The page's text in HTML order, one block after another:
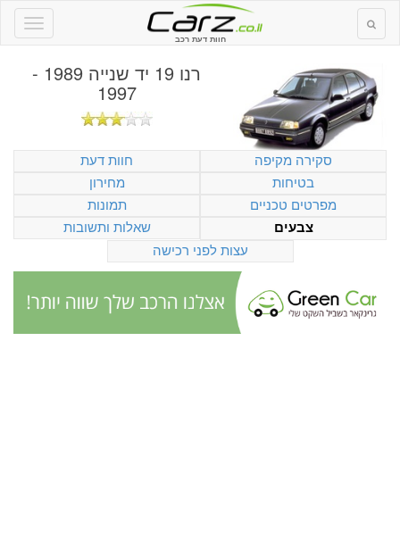
חוות דעת רכב
רנו 19 יד שנייה 1989 -
1997
סקירה מקיפה
חוות דעת
בטיחות
מחירון
מפרטים טכניים
תמונות
צבעים
שאלות ותשובות
עצות לפני רכישה